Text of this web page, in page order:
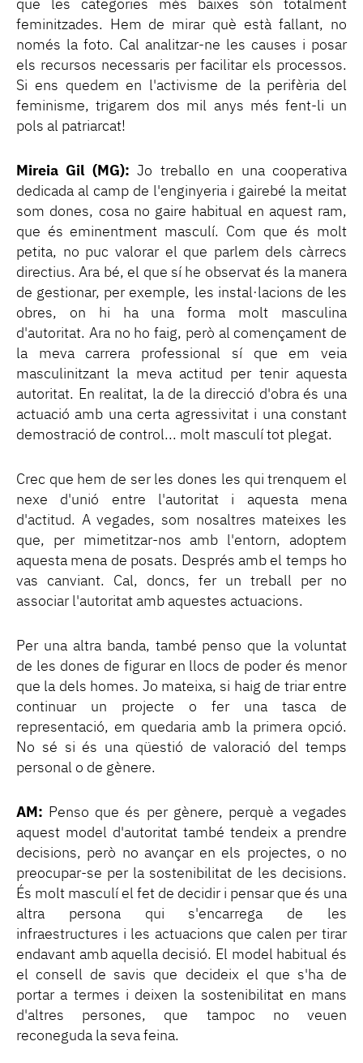
que les categories més baixes són totalment
feminitzades. Hem de mirar què està fallant, no
només la foto. Cal analitzar-ne les causes i posar
els recursos necessaris per facilitar els processos.
Si ens quedem en l'activisme de la perifèria del
feminisme, trigarem dos mil anys més fent-li un
pols al patriarcat!
Mireia Gil (MG):Jo treballo en una cooperativa
dedicada al camp de l'enginyeria i gairebé la meitat
som dones, cosa no gaire habitual en aquest ram,
que és eminentment masculí. Com que és molt
petita, no puc valorar el que parlem dels càrrecs
directius. Ara bé, el que sí he observat és la manera
de gestionar, per exemple, les instal·lacions de les
obres, on hi ha una forma molt masculina
d'autoritat. Ara no ho faig, però al començament de
la meva carrera professional sí que em veia
masculinitzant la meva actitud per tenir aquesta
autoritat. En realitat, la de la direcció d'obra és una
actuació amb una certa agressivitat i una constant
demostració de control... molt masculí tot plegat.
Crec que hem de ser les dones les qui trenquem el
nexe d'unió entre l'autoritat i aquesta mena
d'actitud. A vegades, som nosaltres mateixes les
que, per mimetitzar-nos amb l'entorn, adoptem
aquesta mena de posats. Després amb el temps ho
vas canviant. Cal, doncs, fer un treball per no
associar l'autoritat amb aquestes actuacions.
Per una altra banda, també penso que la voluntat
de les dones de figurar en llocs de poder és menor
que la dels homes. Jo mateixa, si haig de triar entre
continuar un projecte o fer una tasca de
representació, em quedaria amb la primera opció.
No sé si és una qüestió de valoració del temps
personal o de gènere.
AM: Penso que és per gènere, perquè a vegades
aquest model d'autoritat també tendeix a prendre
decisions, però no avançar en els projectes, o no
preocupar-se per la sostenibilitat de les decisions.
És molt masculí el fet de decidir i pensar que és una
altra persona qui s'encarrega de les
infraestructures i les actuacions que calen per tirar
endavant amb aquella decisió. El model habitual és
el consell de savis que decideix el que s'ha de
portar a termes i deixen la sostenibilitat en mans
d'altres persones, que tampoc no veuen
reconeguda la seva feina.